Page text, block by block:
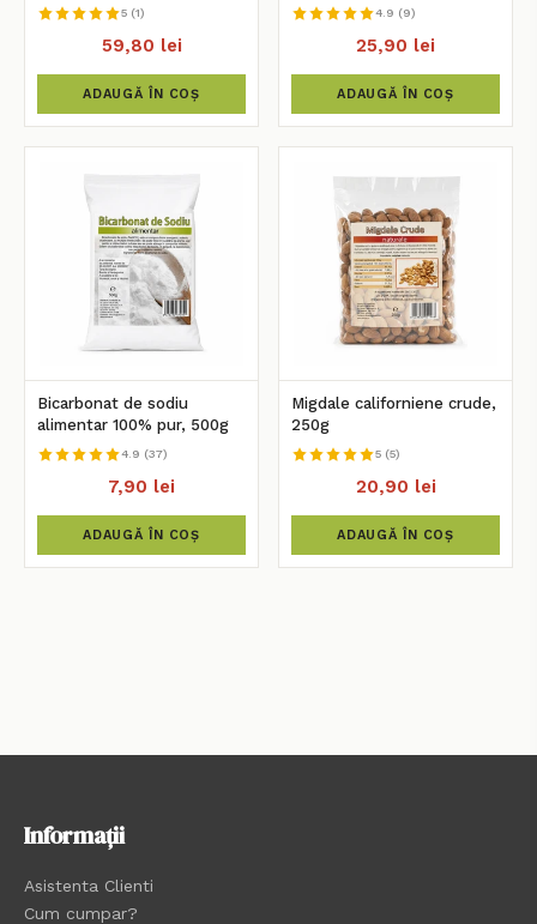
5 (1)
59,80 lei
ADAUGĂ ÎN COȘ
4.9 (9)
25,90 lei
ADAUGĂ ÎN COȘ
Bicarbonat de sodiu
alimentar 100% pur, 500g
4.9 (37)
7,90 lei
ADAUGĂ ÎN COȘ
Migdale californiene crude,
250g
5 (5)
20,90 lei
ADAUGĂ ÎN COȘ
Informații
Asistenta Clienti
Cum cumpar?